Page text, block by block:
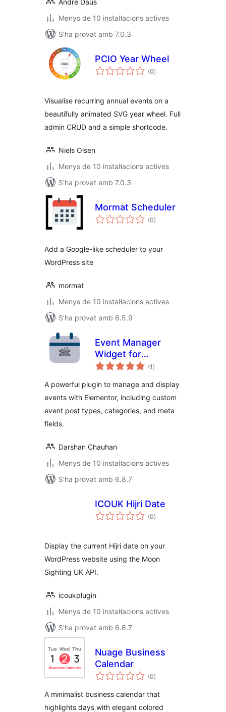
André Daus
Menys de 10 instal·lacions actives
S'ha provat amb 7.0.3
PCIO Year Wheel
(0puntuacions
totals
)
Visualise recurring annual events on a
beautifully animated SVG year wheel. Full
admin CRUD and a simple shortcode.
Niels Olsen
Menys de 10 instal·lacions actives
S'ha provat amb 7.0.3
Mormat Scheduler
(0puntuacions
totals
)
Add a Google-like scheduler to your
WordPress site
mormat
Menys de 10 instal·lacions actives
S'ha provat amb 6.5.9
Event Manager
Widget for
Elementor
(1 puntuacions
totals
)
A powerful plugin to manage and display
events with Elementor, including custom
event post types, categories, and meta
fields.
Darshan Chauhan
Menys de 10 instal·lacions actives
S'ha provat amb 6.8.7
ICOUK Hijri Date
(0puntuacions
totals
)
Display the current Hijri date on your
WordPress website using the Moon
Sighting UK API.
icoukplugin
Menys de 10 instal·lacions actives
S'ha provat amb 6.8.7
Nuage Business
Calendar
(0puntuacions
totals
)
A minimalist business calendar that
highlights days with elegant colored